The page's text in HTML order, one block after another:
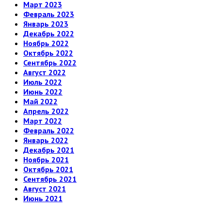
Март 2023
Февраль 2023
Январь 2023
Декабрь 2022
Ноябрь 2022
Октябрь 2022
Сентябрь 2022
Август 2022
Июль 2022
Июнь 2022
Май 2022
Апрель 2022
Март 2022
Февраль 2022
Январь 2022
Декабрь 2021
Ноябрь 2021
Октябрь 2021
Сентябрь 2021
Август 2021
Июнь 2021